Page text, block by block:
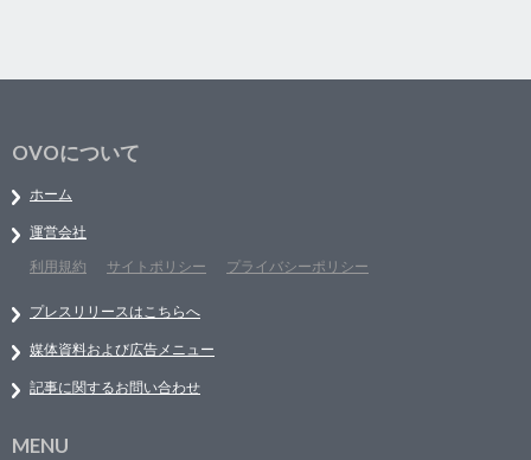
OVOについて
ホーム
運営会社
利用規約
サイトポリシー プライバシーポリシー
プレスリリースはこちらへ
媒体資料および広告メニュー
記事に関するお問い合わせ
MENU